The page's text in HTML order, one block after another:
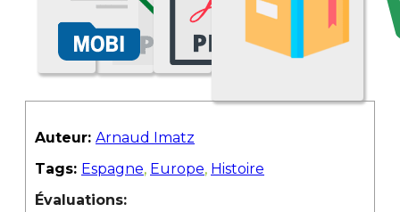
Auteur: Arnaud Imatz
Tags: Espagne, Europe, Histoire
Évaluations: